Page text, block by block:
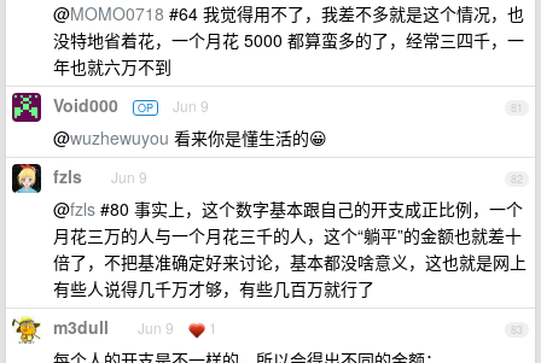
@MOMO0718 #64 我觉得用不了，我差不多就是这个情况，也
没特地省着花，一个月花 5000 都算蛮多的了，经常三四千，一
年也就六万不到
81
Void000 OP Jun 9
@wuzhewuyou 看来你是懂生活的😀
82
fzls Jun 9
@fzls #80 事实上，这个数字基本跟自己的开支成正比例，一个
月花三万的人与一个月花三千的人，这个“躺平”的金额也就差十
倍了，不把基准确定好来讨论，基本都没啥意义，这也就是网上
有些人说得几千万才够，有些几百万就行了
83
m3dull Jun 9 1